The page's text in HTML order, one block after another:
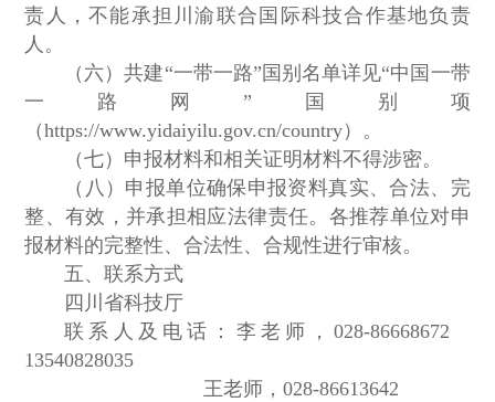
责人，不能承担川渝联合国际科技合作基地负责
人。
（六）共建“一带一路”国别名单详见“中国一带
一路网”国别项
（https://www.yidaiyilu.gov.cn/country）。
（七）申报材料和相关证明材料不得涉密。
（八）申报单位确保申报资料真实、合法、完
整、有效，并承担相应法律责任。各推荐单位对申
报材料的完整性、合法性、合规性进行审核。
五、联系方式
四川省科技厅
联系人及电话：李老师，028-86668672
13540828035
王老师，028-86613642